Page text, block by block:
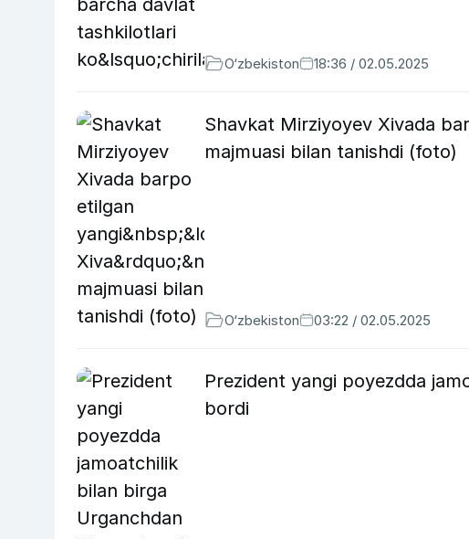
O‘zbekiston 18:36 / 02.05.2025
Shavkat Mirziyoyev Xivada
majmuasi bilan tanishdi (foto)
O‘zbekiston 03:22 / 02.05.2025
Prezident yangi poyezdda
bordi